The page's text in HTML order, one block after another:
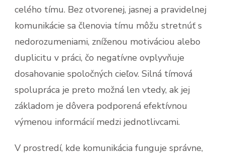
celého tímu. Bez otvorenej, jasnej a pravidelnej
komunikácie sa členovia tímu môžu stretnúť s
nedorozumeniami, zníženou motiváciou alebo
duplicitu v práci, čo negatívne ovplyvňuje
dosahovanie spoločných cieľov. Silná tímová
spolupráca je preto možná len vtedy, ak jej
základom je dôvera podporená efektívnou
výmenou informácií medzi jednotlivcami.
V prostredí, kde komunikácia funguje správne,